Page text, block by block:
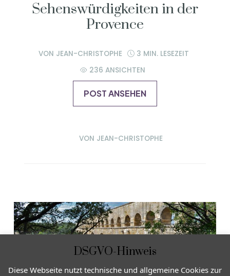
Sehenswürdigkeiten in der
Provence
VON JEAN-CHRISTOPHE
3 MIN. LESEZEIT
236 ANSICHTEN
POST ANSEHEN
VON JEAN-CHRISTOPHE
DSGVO-Hinweis
Diese Webseite nutzt technische und allgemeine Cookies zur